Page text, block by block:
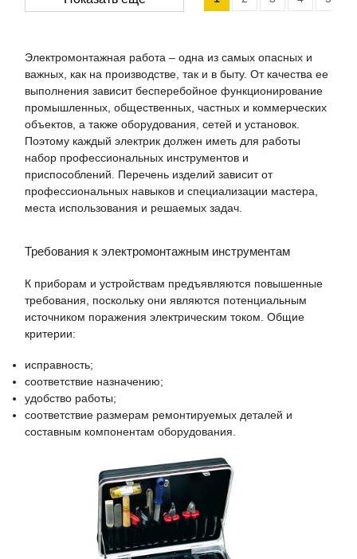
Электромонтажная работа – одна из самых опасных и
важных, как на производстве, так и в быту. От качества ее
выполнения зависит бесперебойное функционирование
промышленных, общественных, частных и коммерческих
объектов, а также оборудования, сетей и установок.
Поэтому каждый электрик должен иметь для работы
набор профессиональных инструментов и
приспособлений. Перечень изделий зависит от
профессиональных навыков и специализации мастера,
места использования и решаемых задач.
Требования к электромонтажным инструментам
К приборам и устройствам предъявляются повышенные
требования, поскольку они являются потенциальным
источником поражения электрическим током. Общие
критерии:
исправность;
соответствие назначению;
удобство работы;
соответствие размерам ремонтируемых деталей и
составным компонентам оборудования.